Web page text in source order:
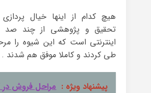
هیچ کدام از اینها خیال
تحقیق و پژوهشی از چند
اینترنتی است که این شیوه را
طی کردند و کاملا موفق هم شدند .
پیشنهاد ویژه : مراحل فروش